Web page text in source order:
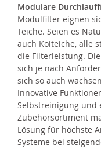
Modulare
Modulfilter eignen
Teiche. Seien es
auch Koiteiche, alle
die Filterleistung.
sich je nach
sich so auch
Innovative
Selbstreinigung und
Zubehörsortiment
Lösung für höchste
Systeme bei